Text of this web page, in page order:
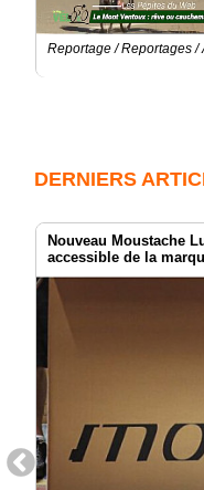
Reportage / Reportages /
DERNIERS
Nouveau Moustache
accessible de la